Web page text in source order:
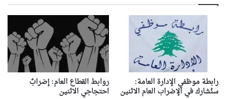
رابطة موظفي الإدارة العامة:
سنُشارك في الإضراب العام الاثنين
روابط القطاع العام: إضرابٌ
احتجاجي الاثنين